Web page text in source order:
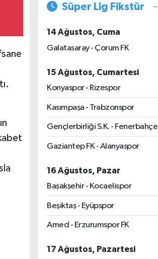
Süper Lig Fikstür
14 Ağustos, Cuma
Galatasaray - Çorum FK
15 Ağustos, Cumartesi
Konyaspor - Rizespor
Kasımpaşa - Trabzonspor
Gençlerbirliği S.K. - Fenerbahçe
Gaziantep FK - Alanyaspor
16 Ağustos, Pazar
Başakşehir - Kocaelispor
Beşiktaş - Eyüpspor
Amed - Erzurumspor FK
17 Ağustos, Pazartesi